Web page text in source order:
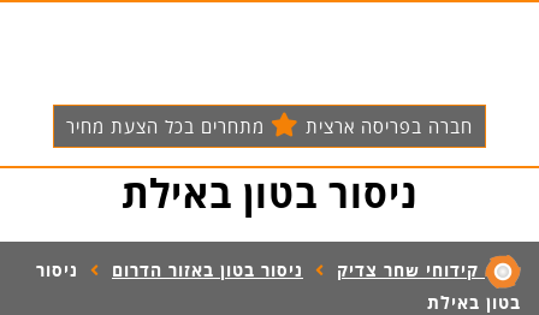
חברה בפריסה ארצית מתחרים בכל הצעת מחיר
ניסור בטון באילת
קידוחי שחר צדיק ניסור בטון באזור הדרום
ניסור
בטון באילת